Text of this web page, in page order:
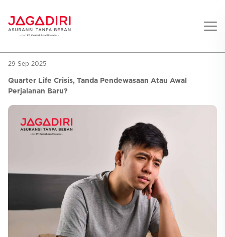
Beranda
Asuransi Pribadi
Jiwa
Asuransi Ramean
Jaga Konser
Jaga Liburan
Asuransi Korporat
Promo
29 Sep 2025
Quarter Life Crisis, Tanda Pendewasaan Atau Awal
Perjalanan Baru?